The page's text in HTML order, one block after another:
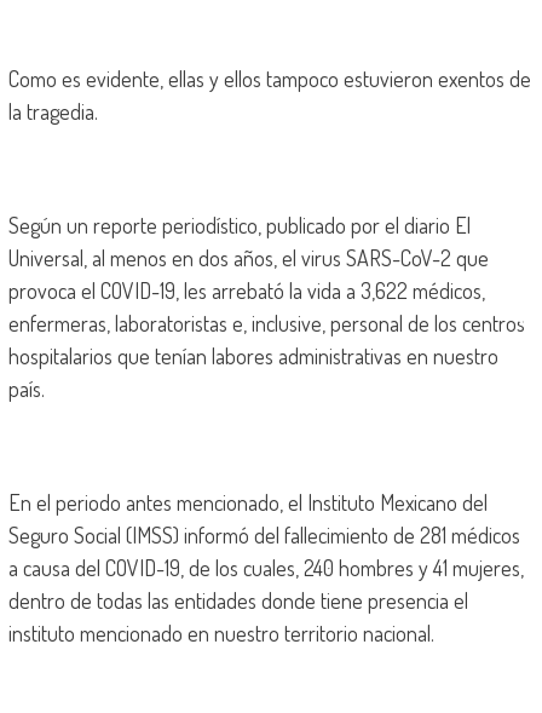
Como es evidente, ellas y ellos tampoco estuvieron exentos de
la tragedia.
Según un reporte periodístico, publicado por el diario El
Universal, al menos en dos años, el virus SARS-CoV-2 que
provoca el COVID-19, les arrebató la vida a 3,622 médicos,
enfermeras, laboratoristas e, inclusive, personal de los centros
hospitalarios que tenían labores administrativas en nuestro
país.
En el periodo antes mencionado, el Instituto Mexicano del
Seguro Social (IMSS) informó del fallecimiento de 281 médicos
a causa del COVID-19, de los cuales, 240 hombres y 41 mujeres,
dentro de todas las entidades donde tiene presencia el
instituto mencionado en nuestro territorio nacional.